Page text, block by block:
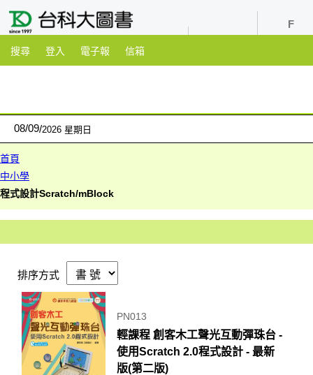
搜尋 登入 電子報 信箱
08/09 2026 星期日
首頁
中小學
程式設計Scratch/mBlock
排序方式
PN013
輕課程 創客木工聲光互動彈珠台 -
使用Scratch 2.0程式設計 - 最新
版(第二版)